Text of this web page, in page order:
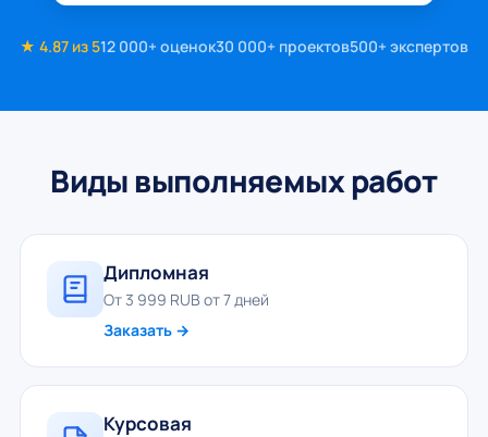
★ 4.87 из 512 000+ оценок30 000+ проектов500+ экспертов
Виды выполняемых работ
Дипломная
От 3 999 RUB от 7 дней
Заказать →
Курсовая